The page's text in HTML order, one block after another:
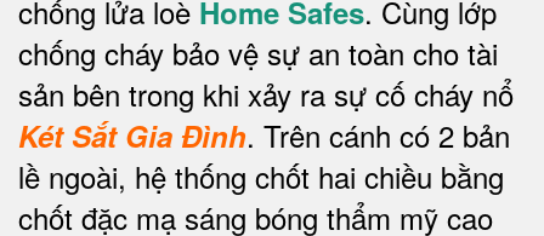
chống lửa loè Home Safes. Cùng lớp
chống cháy bảo vệ sự an toàn cho tài
sản bên trong khi xảy ra sự cố cháy nổ
Két Sắt Gia Đình. Trên cánh có 2 bản
lề ngoài, hệ thống chốt hai chiều bằng
chốt đặc mạ sáng bóng thẩm mỹ cao